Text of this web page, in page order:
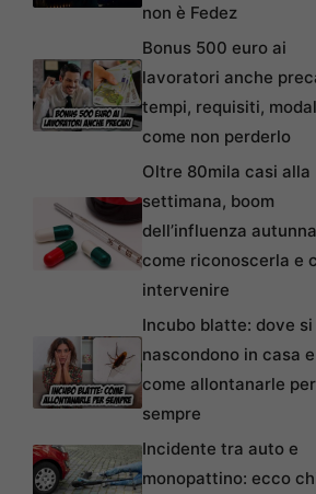
non è Fedez
Bonus 500 euro ai
lavoratori anche
tempi, requisiti,
come non perderlo
Oltre 80mila casi alla
settimana, boom
dell’influenza
come riconoscerla e
intervenire
Incubo blatte: dove si
nascondono in casa e
come allontanarle per
sempre
Incidente tra auto e
monopattino: ecco